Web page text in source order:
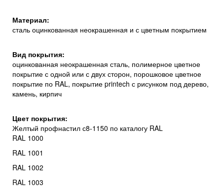
Материал:
сталь оцинкованная неокрашенная и с цветным покрытием
Вид покрытия:
оцинкованная неокрашенная сталь, полимерное цветное
покрытие с одной или с двух сторон, порошковое цветное
покрытие по RAL, покрытие printech с рисунком под дерево,
камень, кирпич
Цвет покрытия:
Желтый профнастил с8-1150 по каталогу RAL
RAL 1000
RAL 1001
RAL 1002
RAL 1003